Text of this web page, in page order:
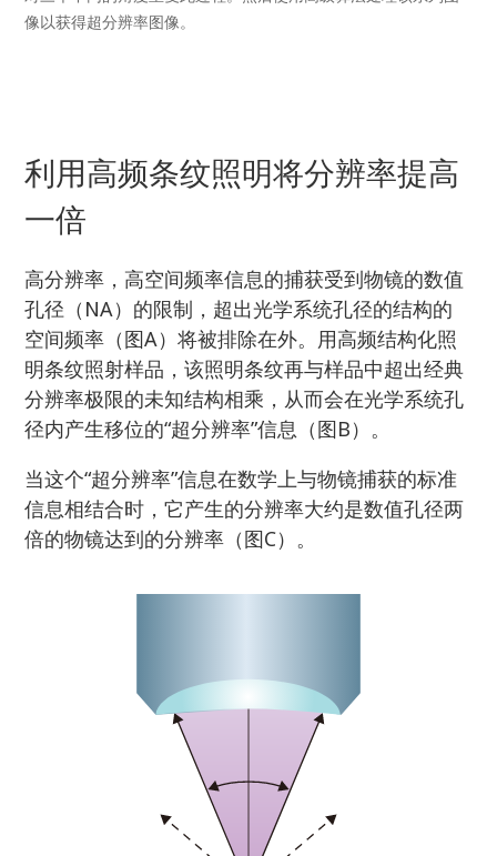
像以获得超分辨率图像。
利用高频条纹照明将分辨率提高
一倍
高分辨率，高空间频率信息的捕获受到物镜的数值
孔径（NA）的限制，超出光学系统孔径的结构的
空间频率（图A）将被排除在外。用高频结构化照
明条纹照射样品，该照明条纹再与样品中超出经典
分辨率极限的未知结构相乘，从而会在光学系统孔
径内产生移位的“超分辨率”信息（图B）。
当这个“超分辨率”信息在数学上与物镜捕获的标准
信息相结合时，它产生的分辨率大约是数值孔径两
倍的物镜达到的分辨率（图C）。